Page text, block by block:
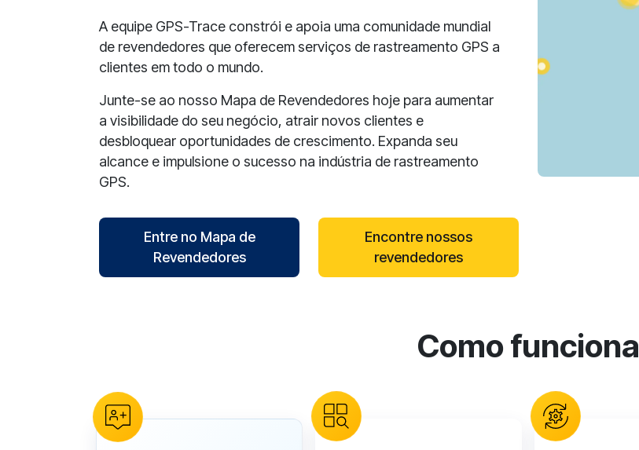
A equipe GPS-Trace constrói e apoia uma comunidade mundial
de revendedores que oferecem serviços de rastreamento GPS a
clientes em todo o mundo.
Junte-se ao nosso Mapa de Revendedores hoje para aumentar
a visibilidade do seu negócio, atrair novos clientes e
desbloquear oportunidades de crescimento. Expanda seu
alcance e impulsione o sucesso na indústria de rastreamento
GPS.
Entre no Mapa de
Revendedores
Encontre nossos
revendedores
Como funciona